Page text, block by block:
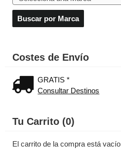
Costes de Envío
GRATIS *
Consultar Destinos
Tu Carrito (0)
El carrito de la compra está vacío